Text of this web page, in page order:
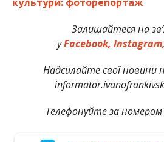
Залишайтеся на
уFacebook, Instagram,
Надсилайте свої
Телефонуйте за